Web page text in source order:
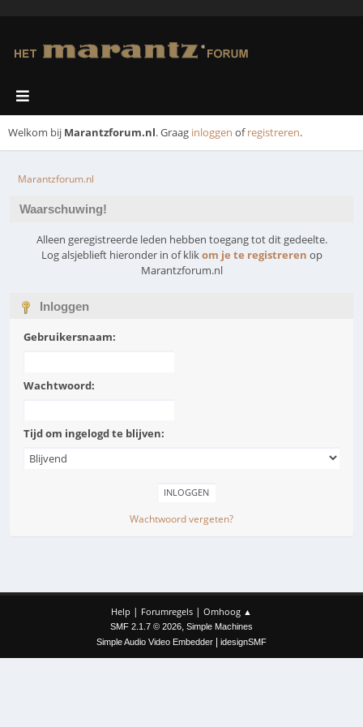
Welkom bij Marantzforum.nl. Graag inloggen ofregistreren.
Marantzforum.nl
Waarschuwing!
Alleen geregistreerde leden hebben toegang tot dit gedeelte.
Log alsjeblieft hieronder in of klikom je te registreren op
Marantzforum.nl
Inloggen
Gebruikersnaam:
Wachtwoord:
Tijd om ingelogd te blijven:
Wachtwoord vergeten?
Help | Forumregels | Omhoog ▲
SMF 2.1.7 © 2026, Simple Machines
Simple Audio Video Embedder
idesignSMF